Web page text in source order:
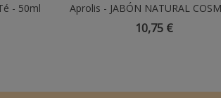
- 50ml Añadir Al Carrito
Aprolis - JABÓN NATURAL
100gr
10,75 €